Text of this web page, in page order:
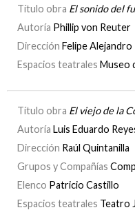
Título obra El sonido del
Autoría Phillip von Reuter
Dirección Felipe Alejandro
Espacios teatrales Museo
Título obra El viejo de la
Autoría Luis Eduardo
Dirección Raúl Quintanilla
Grupos y Compañías
Elenco Patricio Castillo
Espacios teatrales Teatro